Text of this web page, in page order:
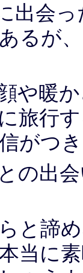
出会
るが
や暖
旅行
がつ
の出
と諦
当に